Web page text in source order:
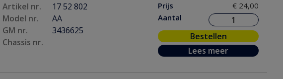
Artikel nr.
17 52 802
Model nr.
AA
GM nr.
3436625
Chassis nr.
Prijs
€ 24,00
Aantal
Bestellen
Lees meer